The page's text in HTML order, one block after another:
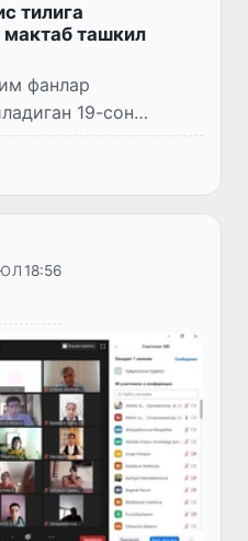
тилига
мактаб ташкил
фанлар
19-сон
умумий ўрта
ўқув йилида
18:56